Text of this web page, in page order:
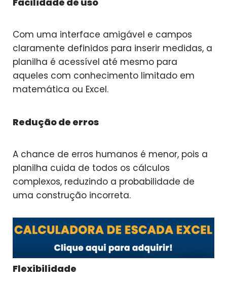
Com uma interface amigável e campos
claramente definidos para inserir medidas, a
planilha é acessível até mesmo para
aqueles com conhecimento limitado em
matemática ou Excel.
Redução de erros
A chance de erros humanos é menor, pois a
planilha cuida de todos os cálculos
complexos, reduzindo a probabilidade de
uma construção incorreta.
Flexibilidade